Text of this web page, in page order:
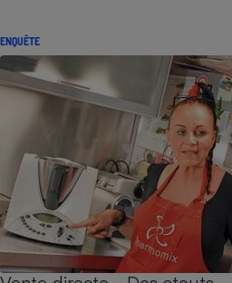
ENQUÊTE